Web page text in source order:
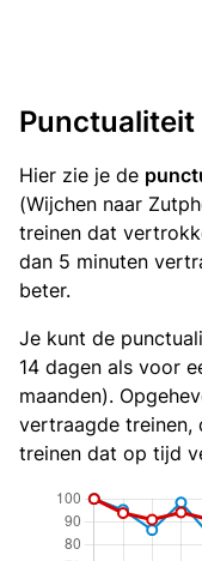
Hier zie je de
(Wijchen naar
treinen dat
dan 5 minuten
beter.
Je kunt de
14 dagen als voor
maanden).
vertraagde treinen,
treinen dat op tijd